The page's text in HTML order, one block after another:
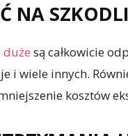
NA
duże są całkowicie
i wiele innych.
kosztów